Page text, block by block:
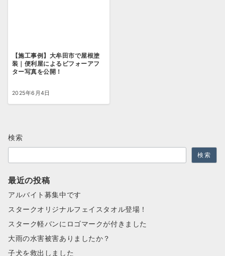
【施工事例】大牟田市で屋根塗
装｜便利屋によるビフォーアフ
ター写真を公開！
2025年6月4日
検索
検索
最近の投稿
アルバイト募集中です
スタークオリジナルフェイスタオル登場！
スターク軽バンにロゴマークが付きました
大雨の水害被害ありましたか？
子犬を救出しました